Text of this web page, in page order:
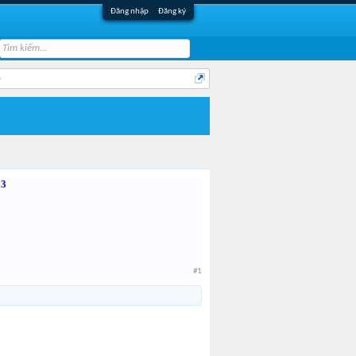
Đăng nhập Đăng ký
#1